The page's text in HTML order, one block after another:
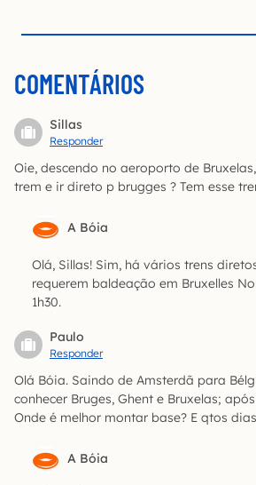
COMENTÁRIOS
Sillas
Responder
Oie, descendo no aeroporto de
trem e ir direto p brugges ? Tem esse
A Bóia
Olá, Sillas! Sim, há vários trens
requerem baldeação em Bruxelles
1h30.
Paulo
Responder
Olá Bóia. Saindo de Amsterdã para
conhecer Bruges, Ghent e Bruxelas;
Onde é melhor montar base? E qtos
A Bóia